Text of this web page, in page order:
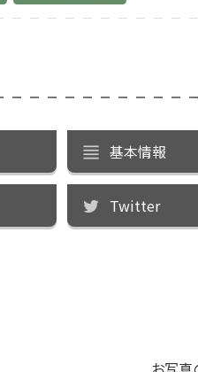
基本情報
Twitter